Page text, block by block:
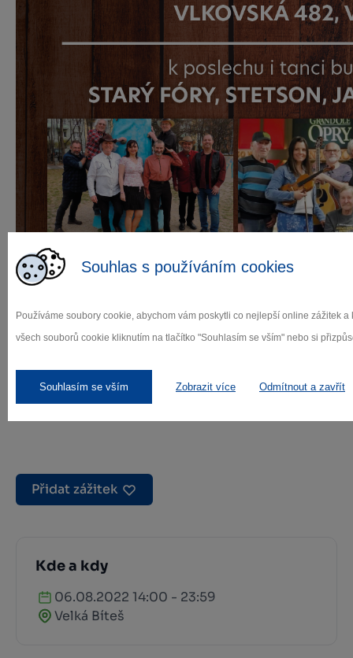
Souhlas s používáním cookies
Používáme soubory cookie, abychom vám poskytli co nejlepší online zážitek
všech souborů cookie kliknutím na tlačítko "Souhlasím se vším" nebo si
Souhlasím se vším Zobrazit více Odmítnout a zavřít
Přidat zážitek
Kde a kdy
06.08.2022 14:00 - 23:59
Velká Bíteš